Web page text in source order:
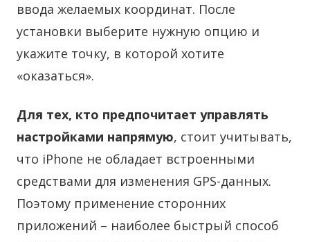
ввода желаемых координат. После
установки выберите нужную опцию и
укажите точку, в которой хотите
«оказаться».
Для тех, кто предпочитает управлять
настройками напрямую, стоит учитывать,
что iPhone не обладает встроенными
средствами для изменения GPS-данных.
Поэтому применение сторонних
приложений – наиболее быстрый способ